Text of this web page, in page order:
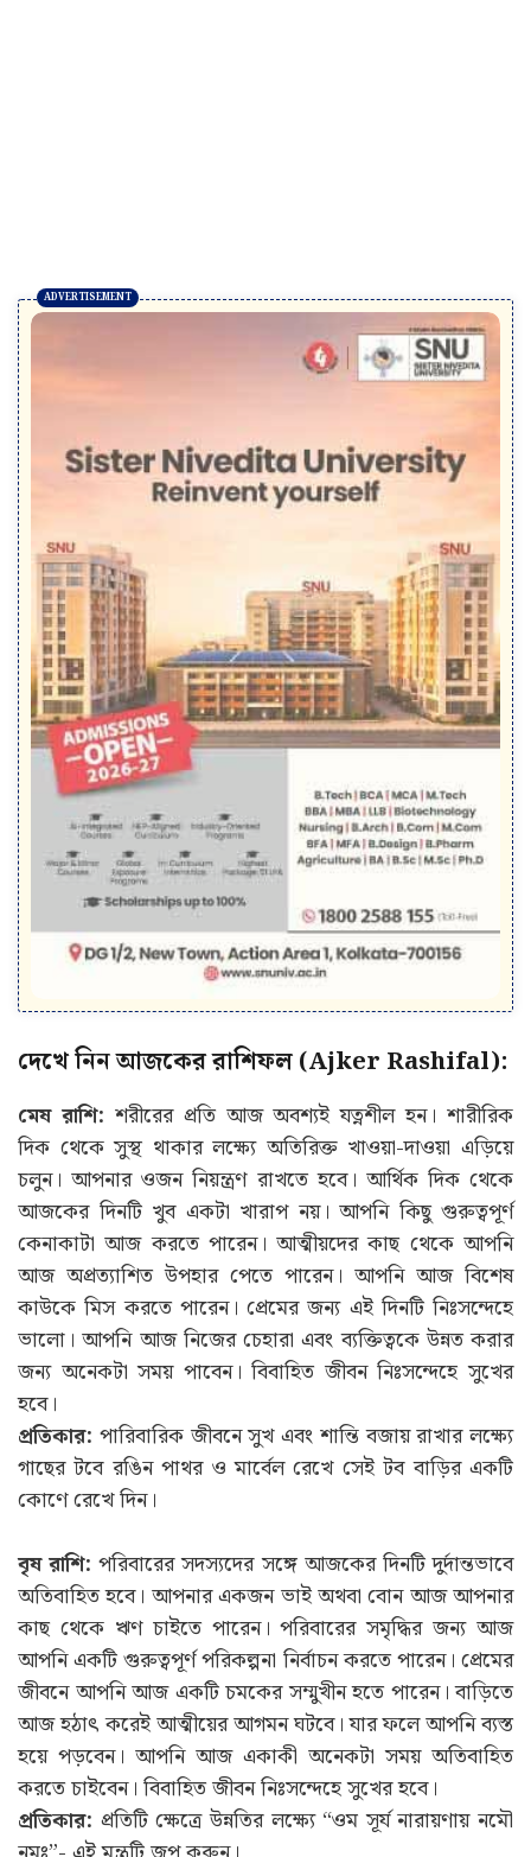
দেখে নিন আজকের রাশিফল (Ajker Rashifal):
মেষ রাশি: শরীরের প্রতি আজ অবশ্যই যত্নশীল হন। শারীরিক
দিক থেকে সুস্থ থাকার লক্ষ্যে অতিরিক্ত খাওয়া-দাওয়া এড়িয়ে
চলুন। আপনার ওজন নিয়ন্ত্রণ রাখতে হবে। আর্থিক দিক থেকে
আজকের দিনটি খুব একটা খারাপ নয়। আপনি কিছু গুরুত্বপূর্ণ
কেনাকাটা আজ করতে পারেন। আত্মীয়দের কাছ থেকে আপনি
আজ অপ্রত্যাশিত উপহার পেতে পারেন। আপনি আজ বিশেষ
কাউকে মিস করতে পারেন। প্রেমের জন্য এই দিনটি নিঃসন্দেহে
ভালো। আপনি আজ নিজের চেহারা এবং ব্যক্তিত্বকে উন্নত করার
জন্য অনেকটা সময় পাবেন। বিবাহিত জীবন নিঃসন্দেহে সুখের
হবে।
প্রতিকার: পারিবারিক জীবনে সুখ এবং শান্তি বজায় রাখার লক্ষ্যে
গাছের টবে রঙিন পাথর ও মার্বেল রেখে সেই টব বাড়ির একটি
কোণে রেখে দিন।
বৃষ রাশি: পরিবারের সদস্যদের সঙ্গে আজকের দিনটি দুর্দান্তভাবে
অতিবাহিত হবে। আপনার একজন ভাই অথবা বোন আজ আপনার
কাছ থেকে ঋণ চাইতে পারেন। পরিবারের সমৃদ্ধির জন্য আজ
আপনি একটি গুরুত্বপূর্ণ পরিকল্পনা নির্বাচন করতে পারেন। প্রেমের
জীবনে আপনি আজ একটি চমকের সম্মুখীন হতে পারেন। বাড়িতে
আজ হঠাৎ করেই আত্মীয়ের আগমন ঘটবে। যার ফলে আপনি ব্যস্ত
হয়ে পড়বেন। আপনি আজ একাকী অনেকটা সময় অতিবাহিত
করতে চাইবেন। বিবাহিত জীবন নিঃসন্দেহে সুখের হবে।
প্রতিকার: প্রতিটি ক্ষেত্রে উন্নতির লক্ষ্যে “ওম সূর্য নারায়ণায় নমৌ